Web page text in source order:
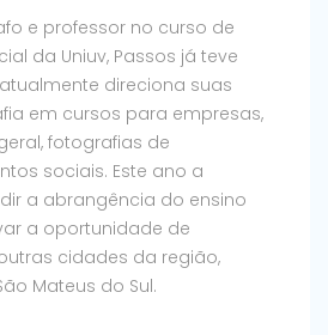
e professor no curso de
da Uniuv, Passos já teve
direciona suas
em cursos para empresas,
fotografias de
sociais. Este ano a
a abrangência do ensino
a oportunidade de
cidades da região,
Mateus do Sul.